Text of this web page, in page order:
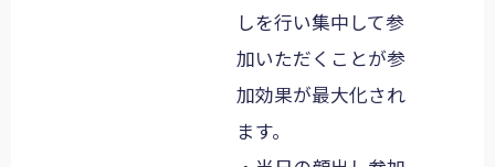
しを行い集中して参
加いただくことが参
加効果が最大化され
ます。